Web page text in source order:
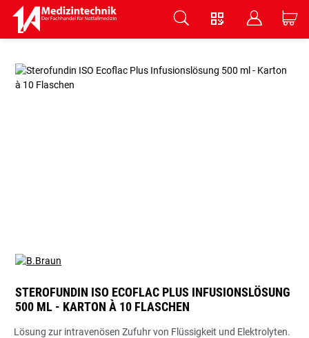
V B C
STEROFUNDIN ISO ECOFLAC PLUS INFUSIONSLÖSUNG
500 ML - KARTON À 10 FLASCHEN
Lösung zur intravenösen Zufuhr von Flüssigkeit und Elektrolyten.